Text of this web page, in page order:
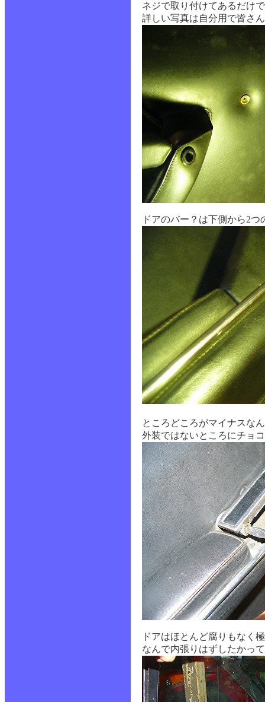
ネジで取り付けてあるだけ
詳しい写真は自分用で皆さ
ドアのバー？は下側から2
ところどころがマイナスな
外装ではないところにチョ
ドアはほとんど腐りもなく
なんで内張りはずしたかっ